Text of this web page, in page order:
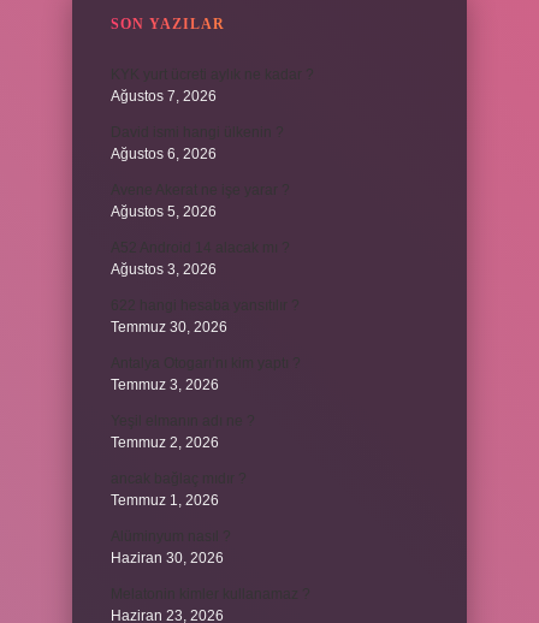
SON YAZILAR
Ağustos 7, 2026
Ağustos 6, 2026
Ağustos 5, 2026
Ağustos 3, 2026
Temmuz 30, 2026
Temmuz 3, 2026
Temmuz 2, 2026
Temmuz 1, 2026
Haziran 30, 2026
Haziran 23, 2026